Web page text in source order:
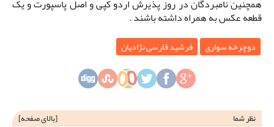
همچنین نامبردگان در روز پذیرش اردو کپی و اصل پاسپورت و یک
قطعه عکس به همراه داشته باشند .
دوچرخه سواری فرشید فارسی نژادیان
نظر شما [بالای صفحه]